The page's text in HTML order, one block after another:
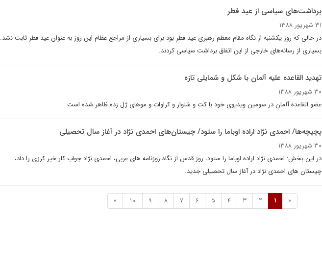
برداشت‌های سیاسی از عید فطر
۳۱ شهریور ۱۳۸۸
در حالی که روز یکشنبه از نگاه مقام معظم رهبری عید فطر بود برای بسیاری از مراجع عظام این روز به عنوان عید فطر ثابت نشد.
بسیاری از رسانه‌های خارجی از این اتفاق برداشت سیاسی کردند.
تهدید القاعده علیه آلمان با شکل و شمایلی تازه
۳۰ شهریور ۱۳۸۸
عضو القاعده آلمان در سومین ویدیوی خود با کت و شلوار و کراوات و موهای ژل زده ظاهر شده است.
پچپچه‌ها/ احمدی نژاد اراده اوباما را ستود/ چیستان‌های احمدی نژاد در آغاز سال تحصيلی
۳۰ شهریور ۱۳۸۸
در این بخش: احمدی نژاد اراده اوباما را ستود، روز قدس از نگاه روزنامه های عربی، احمدی نژاد جواب کار خیر کرزی را داد،
چیستان های احمدی نژاد در آغاز سال تحصيلى جديد.
«
1
2
3
4
5
6
7
8
9
10
»